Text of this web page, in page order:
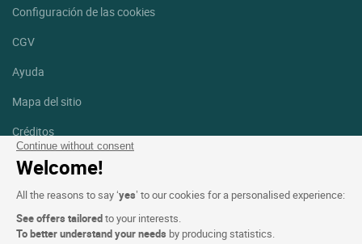
Continue without consent
Welcome!
All the reasons to say ‘yes’ to our cookies for a personalised experience:
See offers tailoredto your interests.
To better understand your needs by producing statistics.
Configuración de las cookies
CGV
Ayuda
Mapa del sitio
Créditos
fotografías
Facebook
Instagram